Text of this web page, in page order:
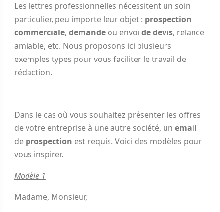
Les lettres professionnelles nécessitent un soin
particulier, peu importe leur objet : prospection
commerciale, demande ou envoi de devis, relance
amiable, etc. Nous proposons ici plusieurs
exemples types pour vous faciliter le travail de
rédaction.
Dans le cas où vous souhaitez présenter les offres
de votre entreprise à une autre société, un email
de prospection est requis. Voici des modèles pour
vous inspirer.
Modèle 1
Madame, Monsieur,